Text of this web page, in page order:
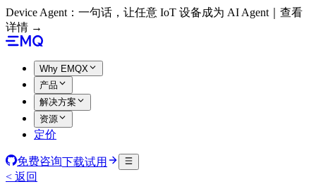
Device Agent：一句话，让任意 IoT 设备成为 AI Agent｜查看
详情 →
Why EMQX
产品
解决方案
资源
定价
免费咨询下载试用
< 返回